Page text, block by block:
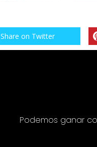
Share on Twitter
Podemos ganar